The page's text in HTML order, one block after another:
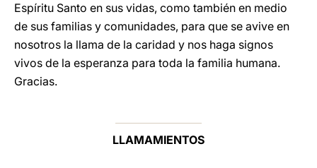
Espíritu Santo en sus vidas, como también en medio
de sus familias y comunidades, para que se avive en
nosotros la llama de la caridad y nos haga signos
vivos de la esperanza para toda la familia humana.
Gracias.
LLAMAMIENTOS